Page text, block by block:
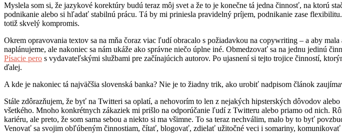
Myslela som si, že jazykové korektúry budú teraz môj svet a že to je konečne tá jedna činnosť, na ktorú
podnikanie alebo si hľadať stabilnú prácu. Tá by mi priniesla pravidelný príjem, podnikanie zase
totiž skvelý kompromis.
Okrem opravovania textov sa na mňa čoraz viac ľudí obracalo s požiadavkou na copywriting – a aby
naplánujeme, ale nakoniec sa nám ukáže ako správne niečo úplne iné. Obmedzovať sa na jednu jedinú
Písacie pero s vydavateľskými službami pre začínajúcich autorov. Po ujasnení si tejto trojice činností,
ďalej.
A kde je nakoniec tá najväčšia slovenská banka? Nie je to žiadny trik, ako urobiť nadpisom článok
Stále zdôrazňujem, že byť na Twitteri sa oplatí, a nehovorím to len z nejakých hipsterských dôvodov
všetkého. Mnoho konkrétnych zákaziek mi prišlo na odporúčanie ľudí z Twitteru alebo priamo od nich.
kariéru, ale preto, že som sama sebou a niekto si ma všimne. To sa teraz nechválim, malo by to byť
Venovať sa svojim obľúbeným činnostiam, čítať, blogovať, zdielať užitočné veci i somariny,